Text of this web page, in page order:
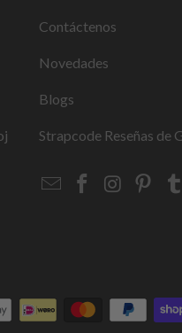
Contáctenos
Novedades
Blogs
Strapcode Reseñas de
EmailStrapcode